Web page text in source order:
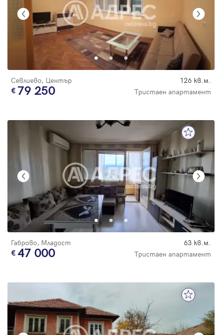
Севлиево, Център 126 кв.м.
79 250 Тристаен апартамент
Габрово, Младост 63 кв.м.
47 000 Тристаен апартамент